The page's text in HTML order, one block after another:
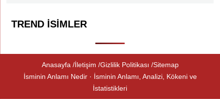
TREND İSIMLER
Anasayfa İletişim Gizlilik Politikası Sitemap
İsminin Anlamı Nedir · İsminin Anlamı, Analizi, Kökeni ve
İstatistikleri